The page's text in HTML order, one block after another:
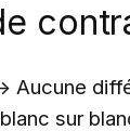
Aucune
sur